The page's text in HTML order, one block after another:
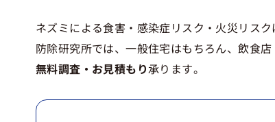
ネズミによる食害・感染症リスク・火災リスク
防除研究所では、一般住宅はもちろん、飲食
無料調査・お見積もり承ります。